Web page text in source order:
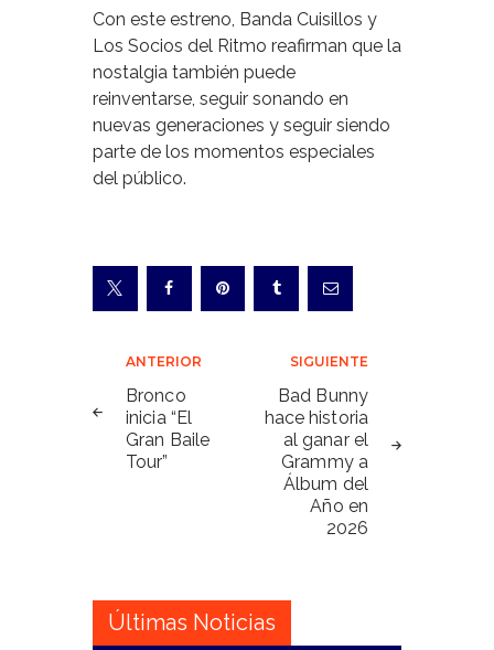
Con este estreno, Banda Cuisillos y
Los Socios del Ritmo reafirman que la
nostalgia también puede
reinventarse, seguir sonando en
nuevas generaciones y seguir siendo
parte de los momentos especiales
del público.
Navegación
de
entradas
ANTERIOR
Bronco
inicia “El
Gran Baile
Tour”
SIGUIENTE
Bad Bunny
hace historia
al ganar el
Grammy a
Álbum del
Año en
2026
Últimas Noticias